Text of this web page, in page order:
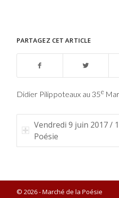
PARTAGEZ CET ARTICLE
Didier Pilippoteaux au 35e
Vendredi 9 juin 2017 /
Poésie
© 2026 - Marché de la Poésie